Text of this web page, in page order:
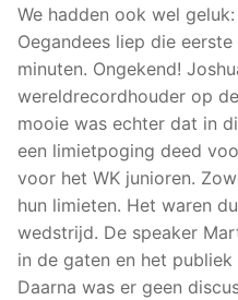
We hadden ook wel
Oegandees liep die
minuten. Ongekend!
wereldrecordhouder op
mooie was echter dat in
een limietpoging deed
voor het WK junioren.
hun limieten. Het waren
wedstrijd. De speaker
in de gaten en het
Daarna was er geen